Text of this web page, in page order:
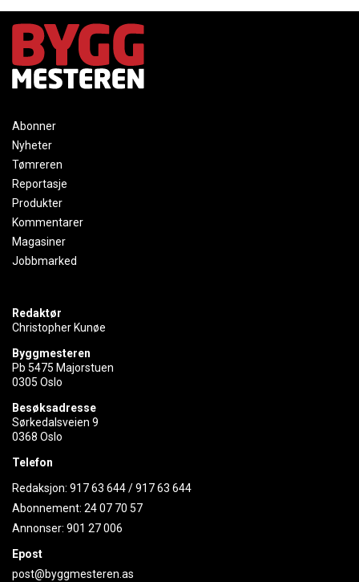
Abonner
Nyheter
Tømreren
Reportasje
Produkter
Kommentarer
Magasiner
Jobbmarked
Redaktør
Christopher Kunøe
Byggmesteren
Pb 5475 Majorstuen
0305 Oslo
Besøksadresse
Sørkedalsveien 9
0368 Oslo
Telefon
Redaksjon: 917 63 644/917 63 644
Abonnement: 24 07 70 57
Annonser: 901 27 006
Epost
post@byggmesteren.as